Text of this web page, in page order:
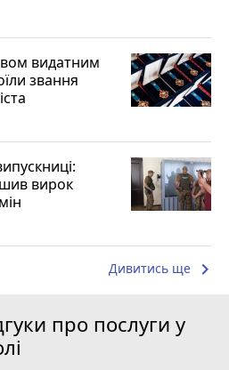
видатним
звання
вирок
Дивитись ще keyboard_arrow_right
про послуги у